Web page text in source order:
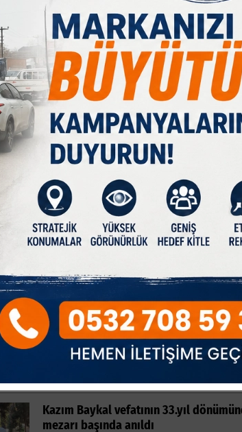
Kazım Baykal vefatının 33.yıl
mezarı başında anıldı